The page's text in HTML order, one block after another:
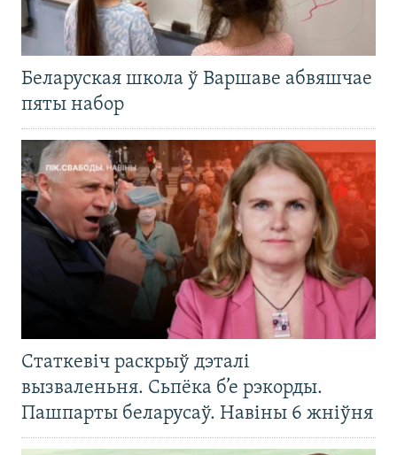
Беларуская школа ў Варшаве абвяшчае
пяты набор
Статкевіч раскрыў дэталі
вызваленьня. Сьпёка б’е рэкорды.
Пашпарты беларусаў. Навіны 6 жніўня